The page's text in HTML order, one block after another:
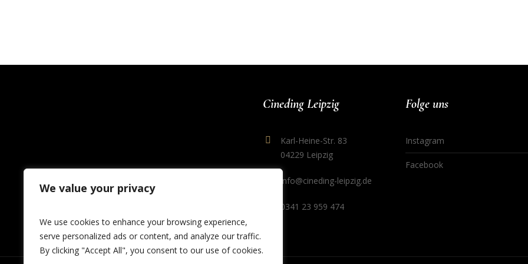
We value your privacy
We use cookies to enhance your browsing experience,
serve personalized ads or content, and analyze our traffic.
By clicking "Accept All", you consent to our use of cookies.
Cineding Leipzig
Karl-Heine-Str. 83
04229 Leipzig
info@cineding-leipzig.de
0341 23 959 474
Folge uns
Instagram
Facebook